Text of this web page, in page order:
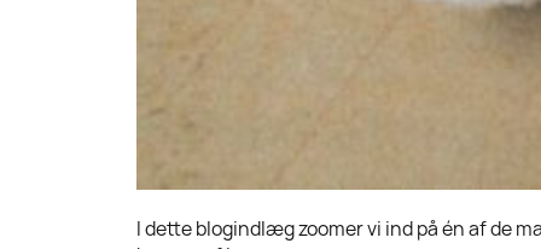
I dette blogindlæg zoomer vi ind på én af de